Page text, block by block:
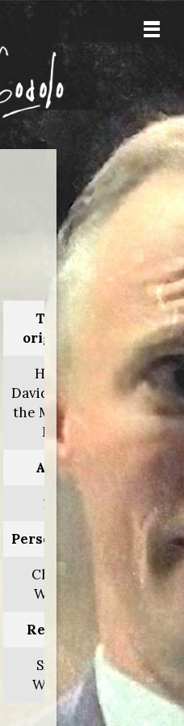
Titolo
originale:
Harley
Davidson and
the Marlboro
Man
Anno:
1991
Personaggio:
Chance
Wilder
Regia di:
Simon
Wincer